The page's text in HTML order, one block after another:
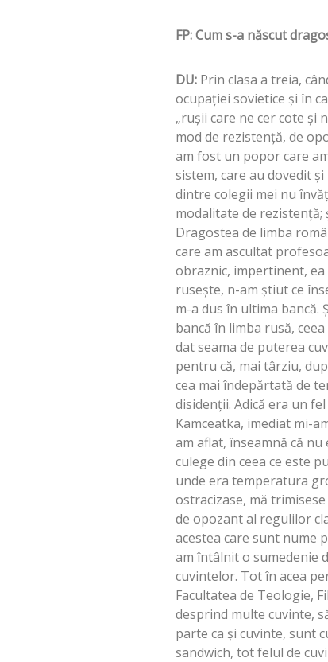
FP: Cum s-a născut
DU: Prin clasa a treia,
ocupaţiei sovietice şi în
„ruşii care ne cer cote şi
mod de rezistenţă, de
am fost un popor care
sistem, care au dovedit
dintre colegii mei nu
modalitate de rezistenţă;
Dragostea de limba
care am ascultat
obraznic, impertinent, ea
ruseşte, n-am ştiut ce
m-a dus în ultima bancă.
bancă în limba rusă,
dat seama de puterea
pentru că, mai târziu,
cea mai îndepărtată de
disidenţii. Adică era un
Kamceatka, imediat mi-
am aflat, înseamnă că
culege din ceea ce este
unde era temperatura
ostracizase, mă
de opozant al regulilor
acestea care sunt nume
am întâlnit o sumedenie
cuvintelor. Tot în acea
Facultatea de Teologie,
desprind multe cuvinte,
parte ca şi cuvinte, sunt
sandwich, tot felul de